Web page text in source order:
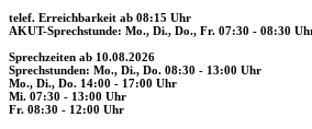
telef. Erreichbarkeit ab 08:15 Uhr
AKUT-Sprechstunde: Mo., Di., Do., Fr. 07:30 - 08:30
Sprechzeiten ab 10.08.2026
Sprechstunden: Mo., Di., Do. 08:30 - 13:00 Uhr
Mo., Di., Do. 14:00 - 17:00 Uhr
Mi. 07:30 - 13:00 Uhr
Fr. 08:30 - 12:00 Uhr